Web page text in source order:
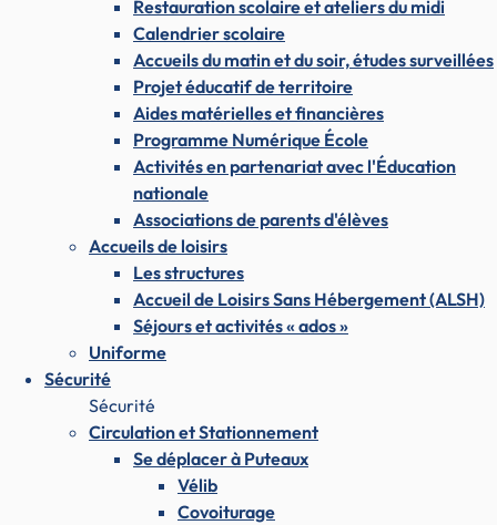
Restauration scolaire et ateliers du midi
Calendrier scolaire
Accueils du matin et du soir, études surveillées
Projet éducatif de territoire
Aides matérielles et financières
Programme Numérique École
Activités en partenariat avec l'Éducation
nationale
Associations de parents d'élèves
Accueils de loisirs
Les structures
Accueil de Loisirs Sans Hébergement (ALSH)
Séjours et activités « ados »
Uniforme
Sécurité
Sécurité
Circulation et Stationnement
Se déplacer à Puteaux
Vélib
Covoiturage